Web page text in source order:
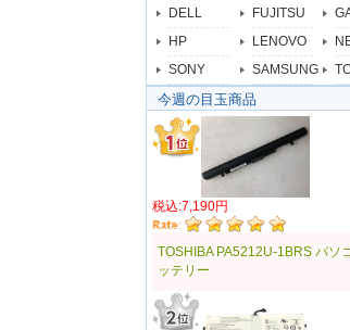
DELL
FUJITSU
HP
LENOVO
SONY
SAMSUNG
今週の目玉商品
税込:7,190円
TOSHIBA PA5212U-1BRS パソ
ッテリー